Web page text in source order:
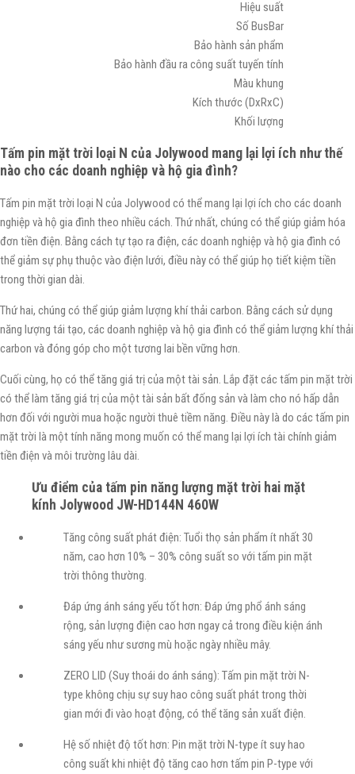
Hiệu suất
Số BusBar
Bảo hành sản phẩm
Bảo hành đầu ra công suất tuyến tính
Màu khung
Kích thước (DxRxC)
Khối lượng
Tấm pin mặt trời loại N của Jolywood mang lại lợi ích như thế
nào cho các doanh nghiệp và hộ gia đình?
Tấm pin mặt trời loại N của Jolywood có thể mang lại lợi ích cho các doanh
nghiệp và hộ gia đình theo nhiều cách. Thứ nhất, chúng có thể giúp giảm hóa
đơn tiền điện. Bằng cách tự tạo ra điện, các doanh nghiệp và hộ gia đình có
thể giảm sự phụ thuộc vào điện lưới, điều này có thể giúp họ tiết kiệm tiền
trong thời gian dài.
Thứ hai, chúng có thể giúp giảm lượng khí thải carbon. Bằng cách sử dụng
năng lượng tái tạo, các doanh nghiệp và hộ gia đình có thể giảm lượng khí thải
carbon và đóng góp cho một tương lai bền vững hơn.
Cuối cùng, họ có thể tăng giá trị của một tài sản. Lắp đặt các tấm pin mặt trời
có thể làm tăng giá trị của một tài sản bất đống sản và làm cho nó hấp dẫn
hơn đối với người mua hoặc người thuê tiềm năng. Điều này là do các tấm pin
mặt trời là một tính năng mong muốn có thể mang lại lợi ích tài chính giảm
tiền điện và môi trường lâu dài.
Ưu điểm của tấm pin năng lượng mặt trời hai mặt
kính Jolywood JW-HD144N 460W
Tăng công suất phát điện: Tuổi thọ sản phẩm ít nhất 30
năm, cao hơn 10% – 30% công suất so với tấm pin mặt
trời thông thường.
Đáp ứng ánh sáng yếu tốt hơn: Đáp ứng phổ ánh sáng
rộng, sản lượng điện cao hơn ngay cả trong điều kiện ánh
sáng yếu như sương mù hoặc ngày nhiều mây.
ZERO LID (Suy thoái do ánh sáng): Tấm pin mặt trời N-
type không chịu sự suy hao công suất phát trong thời
gian mới đi vào hoạt động, có thể tăng sản xuất điện.
Hệ số nhiệt độ tốt hơn: Pin mặt trời N-type ít suy hao
công suất khi nhiệt độ tăng cao hơn tấm pin P-type với